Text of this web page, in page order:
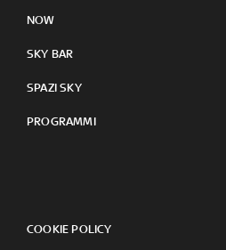
NOW
SKY BAR
SPAZI SKY
PROGRAMMI
COOKIE POLICY